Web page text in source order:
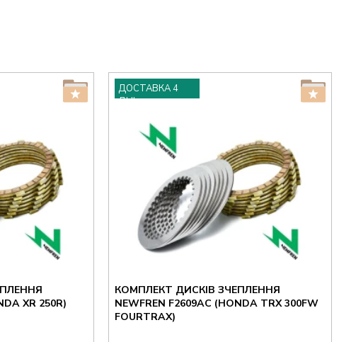
XR 250R)
ДОСТАВКА 4
ДНІ
КОМПЛЕКТ ДИСКІВ ЗЧЕПЛЕННЯ
NEWFREN F2609AC (HONDA TRX 300FW
FOURTRAX)